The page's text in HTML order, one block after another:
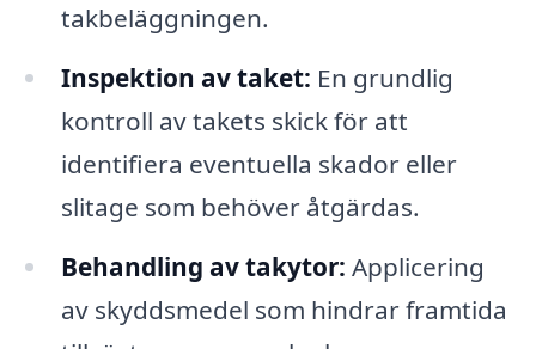
takbeläggningen.
Inspektion av taket: En grundlig
kontroll av takets skick för att
identifiera eventuella skador eller
slitage som behöver åtgärdas.
Behandling av takytor: Applicering
av skyddsmedel som hindrar framtida